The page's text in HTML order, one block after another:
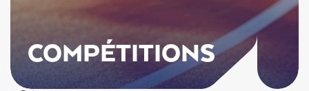
COMPÉTITIONS